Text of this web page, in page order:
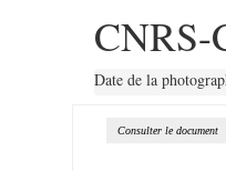
CNRS-
Date de la
Consulter le document